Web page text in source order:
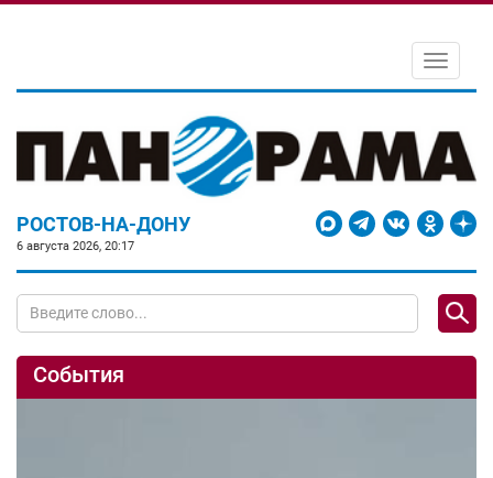
Toggle
РОСТОВ-НА-ДОНУ
6 августа 2026, 20:17
События